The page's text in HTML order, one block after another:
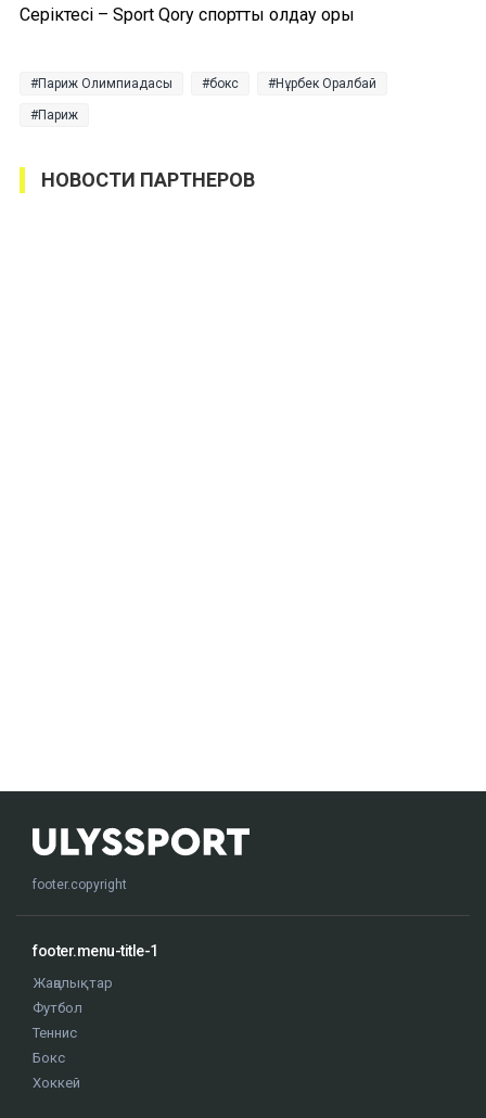
Серіктесі – Sport Qory спортты қолдау қоры
Париж Олимпиадасы бокс Нұрбек Оралбай
Париж
НОВОСТИ ПАРТНЕРОВ
footer.copyright
footer.menu-title-1
Жаңалықтар
Футбол
Теннис
Бокс
Хоккей